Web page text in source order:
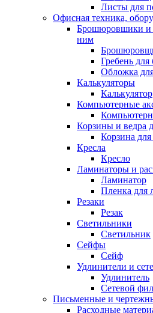
Листы для
Офисная техника,
Брошюровшики и
ним
Гребень
Обложка
Калькуляторы
Калькулятор
Компьютерные
Корзины и ведра
Корзина для
Кресла
Кресло
Ламинаторы и
Ламинатор
Пленка для
Резаки
Резак
Светильники
Светильник
Сейфы
Сейф
Удлинители и
Удлинитель
Сетевой
Письменные и
Расходные